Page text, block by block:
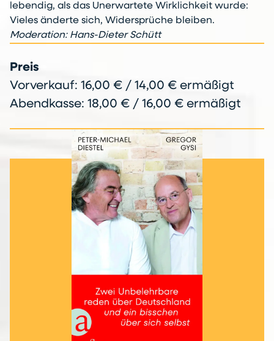
lebendig, als das Unerwartete Wirklichkeit wurde:
Vieles änderte sich, Widersprüche bleiben.
Moderation: Hans-Dieter Schütt
Preis
Vorverkauf: 16,00 € / 14,00 € ermäßigt
Abendkasse: 18,00 € / 16,00 € ermäßigt